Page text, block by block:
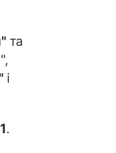
та
і
.